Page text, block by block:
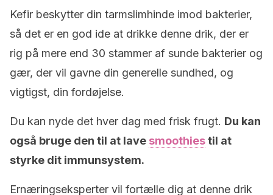
Kefir beskytter din tarmslimhinde imod bakterier,
så det er en god ide at drikke denne drik, der er
rig på mere end 30 stammer af sunde bakterier og
gær, der vil gavne din generelle sundhed, og
vigtigst, din fordøjelse.
Du kan nyde det hver dag med frisk frugt. Du kan
også bruge den til at lave smoothiestil at
styrke dit immunsystem.
Ernæringseksperter vil fortælle dig at denne drik